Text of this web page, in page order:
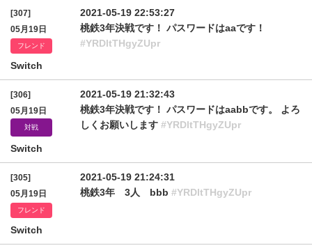
[307]
05月19日
フレンド
Switch
2021-05-19 22:53:27
桃鉄3年決戦です！ パスワードはaaです！
#YRDltTHgyZUpr
[306]
05月19日
対戦
Switch
2021-05-19 21:32:43
桃鉄3年決戦です！ パスワードはaabbです。 よろ
しくお願いします #YRDltTHgyZUpr
[305]
05月19日
フレンド
Switch
2021-05-19 21:24:31
桃鉄3年 3人 bbb #YRDltTHgyZUpr